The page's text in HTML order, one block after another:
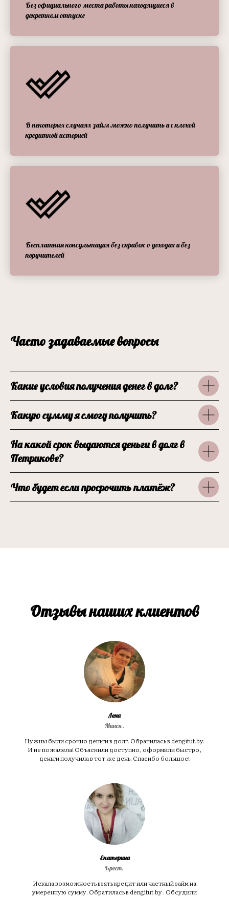
Без официального места работы находящиеся в
декретном отпуске
В некоторых случаях займ можно получить и с плохой
кредитной историей
Бесплатная консультация без справок о доходах и без
поручителей
Часто задаваемые вопросы
Какие условия получения денег в долг?
Какую сумму я смогу получить?
На какой срок выдаются деньги в долг в
Петрикове?
Что будет если просрочить платёж?
Отзывы наших клиентов
Лена
Минск.
Нужны были срочно деньги в долг. Обратилась в dengitut.by.
И не пожалела! Объяснили доступно, оформили быстро,
деньги получила в тот же день. Спасибо большое!
Екатерина
Брест.
Искала возможность взять кредит или частный займ на
умеренную сумму. Обратилась в dengitut.by . Обсудили